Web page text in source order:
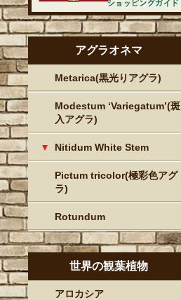
アグラオネマ
Metarica(黒光りアグラ)
Modestum ‘Variegatum’(斑
入アグラ)
Nitidum White Stem
Pictum tricolor(極彩色アグ
ラ)
Rotundum
世界の観葉植物
アロカシア